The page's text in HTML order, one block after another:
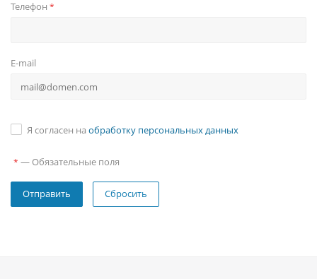
Телефон *
E-mail
Я согласен на обработку персональных данных
* — Обязательные поля
Сбросить